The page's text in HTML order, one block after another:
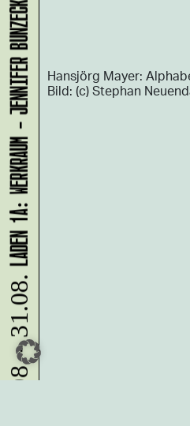
Hansjörg Mayer:
Bild: (c) Stephan
10.08. - 31.08.
LADEN 1A: WERKRAUM - JENNIFER BUNZECK